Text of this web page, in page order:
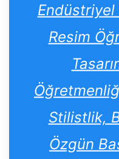
Endüstriyel
Resim
Stilistlik,
Özgün